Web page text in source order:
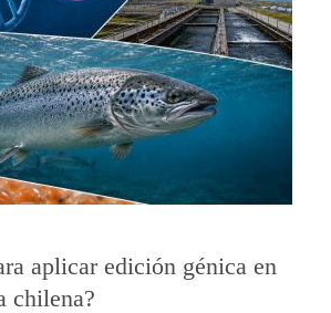
aplicar edición génica en
chilena?